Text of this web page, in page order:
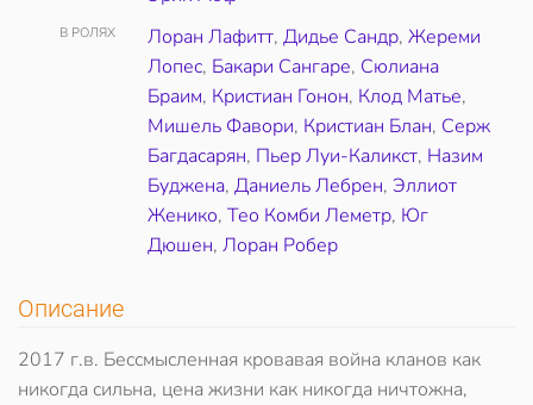
В РОЛЯХ Лоран Лафитт, Дидье Сандр, Жереми
Лопес, Бакари Сангаре, Сюлиана
Браим, Кристиан Гонон, Клод Матье,
Мишель Фавори, Кристиан Блан, Серж
Багдасарян, Пьер Луи-Каликст, Назим
Буджена, Даниель Лебрен, Эллиот
Женико, Тео Комби Леметр, Юг
Дюшен, Лоран Робер
Описание
2017 г.в. Бессмысленная кровавая война кланов как
никогда сильна, цена жизни как никогда ничтожна,